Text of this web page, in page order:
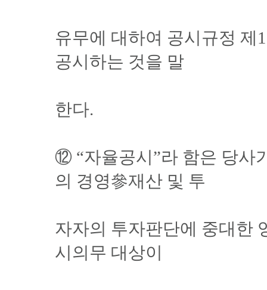
유무에 대하여 공시규정 제
공시하는 것을 말
한다.
⑫ “자율공시”라 함은 당사
의 경영參재산 및 투
자자의 투자판단에 중대한
시의무 대상이